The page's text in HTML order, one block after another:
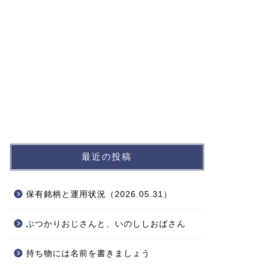
最近の投稿
保有銘柄と運用状況（2026.05.31）
ぶつかりおじさんと、いのししおばさん
持ち物には名前を書きましょう